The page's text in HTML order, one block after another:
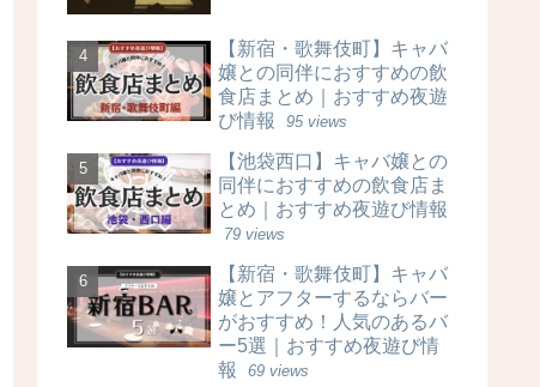
【新宿・歌舞伎町】キャバ
嬢との同伴におすすめの飲
食店まとめ｜おすすめ夜遊
び情報
95 views
【池袋西口】キャバ嬢との
同伴におすすめの飲食店ま
とめ｜おすすめ夜遊び情報
79 views
【新宿・歌舞伎町】キャバ
嬢とアフターするならバー
がおすすめ！人気のあるバ
ー5選｜おすすめ夜遊び情
報
69 views